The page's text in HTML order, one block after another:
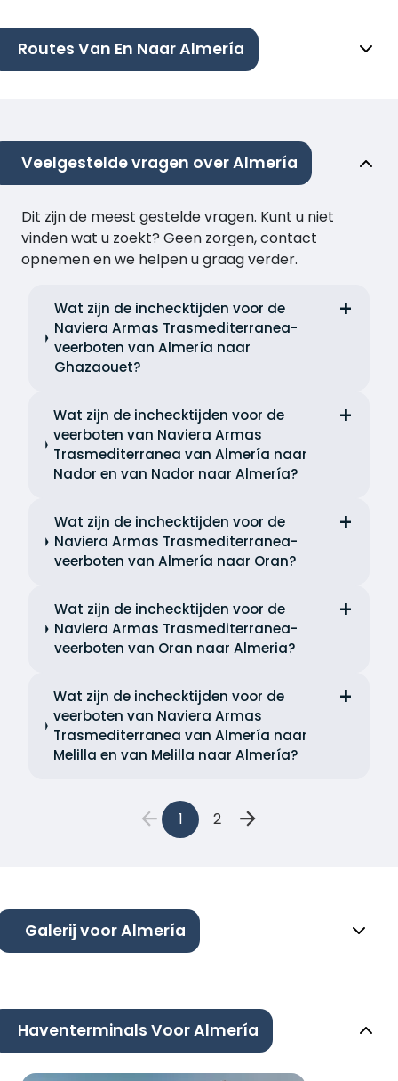
Routes Van En Naar Almería
Veelgestelde vragen over Almería
Dit zijn de meest gestelde vragen. Kunt u niet
vinden wat u zoekt? Geen zorgen, contact
opnemen en we helpen u graag verder.
Wat zijn de inchecktijden voor de
Naviera Armas Trasmediterranea-
veerboten van Almería naar
Ghazaouet?
Wat zijn de inchecktijden voor de
veerboten van Naviera Armas
Trasmediterranea van Almería naar
Nador en van Nador naar Almería?
Wat zijn de inchecktijden voor de
Naviera Armas Trasmediterranea-
veerboten van Almería naar Oran?
Wat zijn de inchecktijden voor de
Naviera Armas Trasmediterranea-
veerboten van Oran naar Almeria?
Wat zijn de inchecktijden voor de
veerboten van Naviera Armas
Trasmediterranea van Almería naar
Melilla en van Melilla naar Almería?
1 2
Galerij voor Almería
Haventerminals Voor Almería